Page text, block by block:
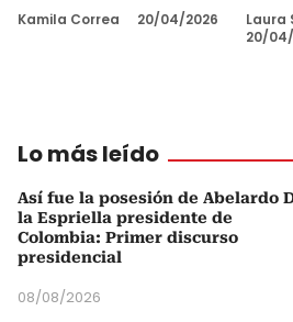
Kamila Correa 20/04/2026
Laura
20/
Lo más leído
Así fue la posesión de Abelardo
la Espriella presidente de
Colombia: Primer discurso
presidencial
08/08/2026